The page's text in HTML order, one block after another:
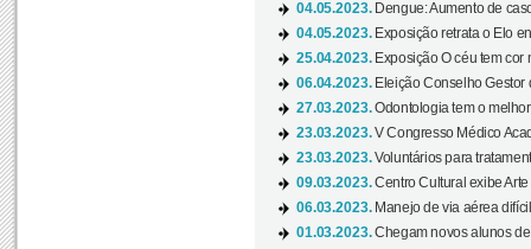
04.05.2023. Dengue: Aumento de
04.05.2023. Exposição retrata o Elo
25.04.2023. Exposição O céu tem cor
06.04.2023. Eleição Conselho Gestor
27.03.2023.Odontologia tem o
23.03.2023.V Congresso Médico
23.03.2023.Voluntários para
09.03.2023.Centro Cultural exibe
06.03.2023. Manejo de via aérea
01.03.2023.Chegam novos alunos